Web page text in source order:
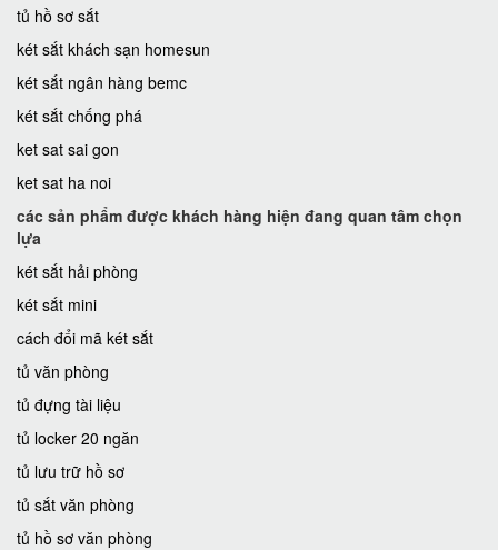
tủ hồ sơ sắt
két sắt khách sạn homesun
két sắt ngân hàng bemc
két sắt chống phá
ket sat sai gon
ket sat ha noi
các sản phẩm được khách hàng hiện đang quan tâm chọn
lựa
két sắt hải phòng
két sắt mini
cách đổi mã két sắt
tủ văn phòng
tủ đựng tài liệu
tủ locker 20 ngăn
tủ lưu trữ hồ sơ
tủ sắt văn phòng
tủ hồ sơ văn phòng